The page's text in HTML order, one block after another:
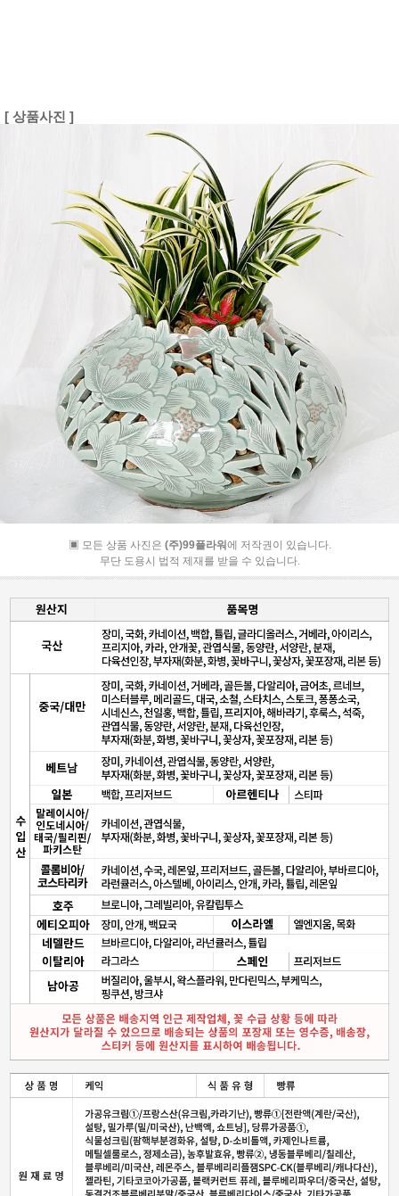
[ 상품사진 ]
▣ 모든 상품 사진은 (주)99플라워에 저작권이 있습니다.
무단 도용시 법적 제재를 받을 수 있습니다.